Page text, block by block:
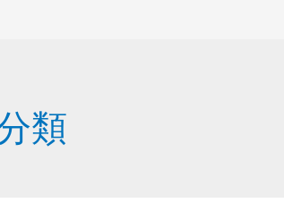
類